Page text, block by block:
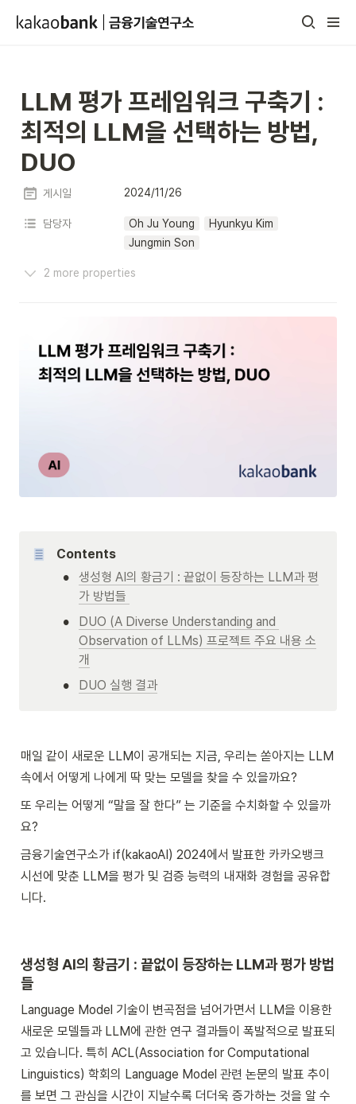
LLM 평가 프레임워크 구축기 :
최적의 LLM을 선택하는 방법,
DUO
게시일 2024/11/26
담당자 Oh Ju Young
Hyunkyu Kim
Jungmin Son
2 more properties
Contents
•
생성형 AI의 황금기 : 끝없이 등장하는 LLM과 평
가 방법들
•
DUO (A Diverse Understanding and
Observation of LLMs) 프로젝트 주요 내용 소
개
• DUO 실행 결과
매일 같이 새로운 LLM이 공개되는 지금, 우리는 쏟아지는 LLM
속에서 어떻게 나에게 딱 맞는 모델을 찾을 수 있을까요?
또 우리는 어떻게 “말을 잘 한다” 는 기준을 수치화할 수 있을까
요?
금융기술연구소가 if(kakaoAI) 2024에서 발표한 카카오뱅크
시선에 맞춘 LLM을 평가 및 검증 능력의 내재화 경험을 공유합
니다.
생성형 AI의 황금기 : 끝없이 등장하는 LLM과 평가 방법
들
Language Model 기술이 변곡점을 넘어가면서 LLM을 이용한
새로운 모델들과 LLM에 관한 연구 결과들이 폭발적으로 발표되
고 있습니다. 특히 ACL(Association for Computational
Linguistics) 학회의 Language Model 관련 논문의 발표 추이
를 보면 그 관심을 시간이 지날수록 더더욱 증가하는 것을 알 수